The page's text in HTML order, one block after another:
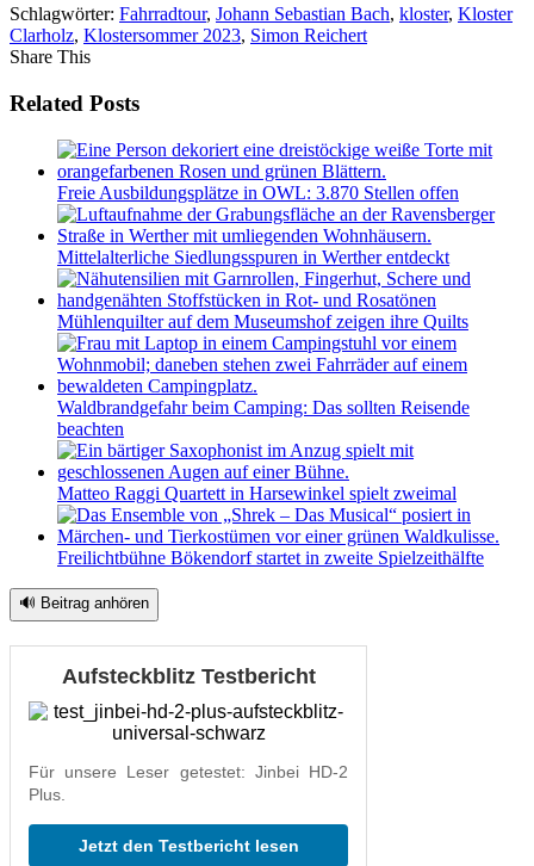
Schlagwörter: Fahrradtour, Johann Sebastian Bach, kloster, Kloster
Clarholz, Klostersommer 2023, Simon Reichert
Share This
Related Posts
Freie Ausbildungsplätze in OWL: 3.870 Stellen offen
Mittelalterliche Siedlungsspuren in Werther entdeckt
Mühlenquilter auf dem Museumshof zeigen ihre Quilts
Waldbrandgefahr beim Camping: Das sollten Reisende
beachten
Matteo Raggi Quartett in Harsewinkel spielt zweimal
Freilichtbühne Bökendorf startet in zweite Spielzeithälfte
🔊 Beitrag anhören
Aufsteckblitz Testbericht
Für unsere Leser getestet: Jinbei HD-2
Plus.
Jetzt den Testbericht lesen